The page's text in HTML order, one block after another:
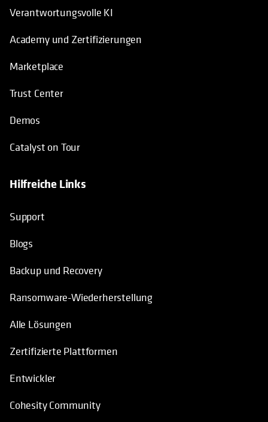
Verantwortungsvolle KI
Academy und Zertifizierungen
Marketplace
Trust Center
Demos
Catalyst on Tour
Hilfreiche Links
Support
Blogs
Backup und Recovery
Ransomware-Wiederherstellung
Alle Lösungen
Zertifizierte Plattformen
Entwickler
wird in einer neuen Registerkarte geöffnet
Cohesity Community